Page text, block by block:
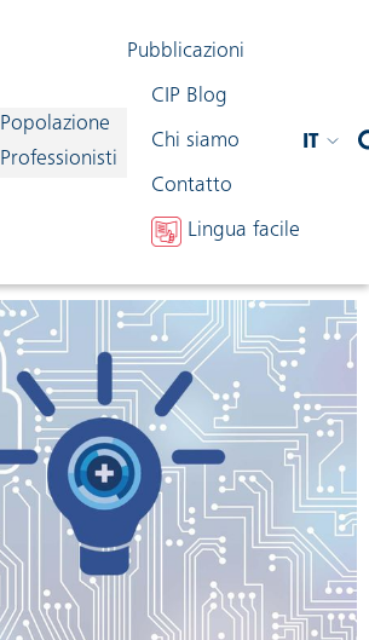
navigazione
Popolazione
Professionisti
Pubblicazioni
CIP Blog
Chi siamo
Contatto
Lingua facile
IT
Condividi contenuto